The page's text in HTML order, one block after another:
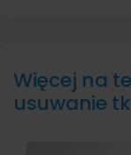
Więcej na
usuwanie